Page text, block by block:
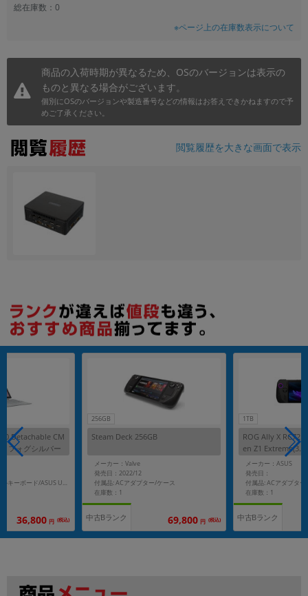
総在庫数：0
※ページ上の在庫数表示について
商品の入荷時期が異なるため、OSのバージョンは表示の
ものと異なる場合がございます。
個別にOSのバージョンや製造番号などの情報はお答えできかねますので予
めご了承ください。
閲覧履歴を大きな画面で表示
Detachable CM
フォグシルバー
8GB/64GB eM
付属品: デタッチャブルキーボード/ASUS USI Pen/スタンドカバー
36,800 円 (税込)
256GB
Steam Deck 256GB
メーカー：Valve
発売日：2022/12
付属品: ACアダプター/ケース
在庫数：1
中古Bランク 69,800 円 (税込)
1TB
ROG Ally X
en Z1
SD/Win11Home】
メーカー：ASUS
発売日：
付属品: ACアダプター
在庫数：1
中古Bランク